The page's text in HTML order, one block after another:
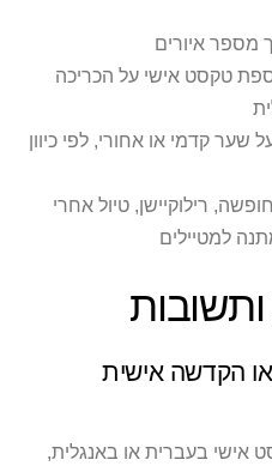
מספר איורים
טקסט אישי על הכריכה
שער קדמי או אחורי, לפי כיוון
רילוקיישן, טיול אחרי
למטיילים
הקדשה אישית
אישי בעברית או באנגלית,